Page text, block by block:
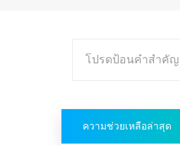
โปรดป้อนคำสำคัญ
ความช่วยเหลือล่าสุด